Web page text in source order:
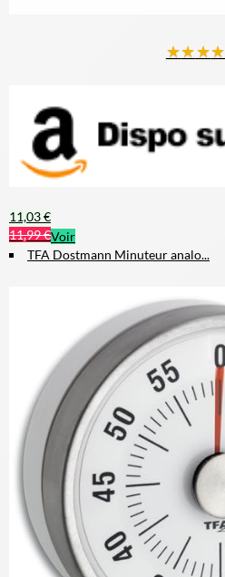
★★★★
11,03 €
11,99 €Voir
TFA Dostmann Minuteur analo...